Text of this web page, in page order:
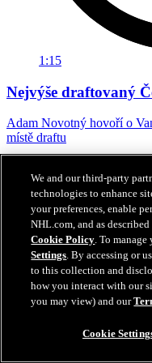
1:15
Nejvýše draftovaný
Adam Novotný hovoří o
místě draftu
We and our third-party
technologies to enhance
your preferences, enable
NHL.com, and as
Cookie Policy. To
Settings. By accessing or
to this collection and
how you interact with our
you may view) and our
Cookie